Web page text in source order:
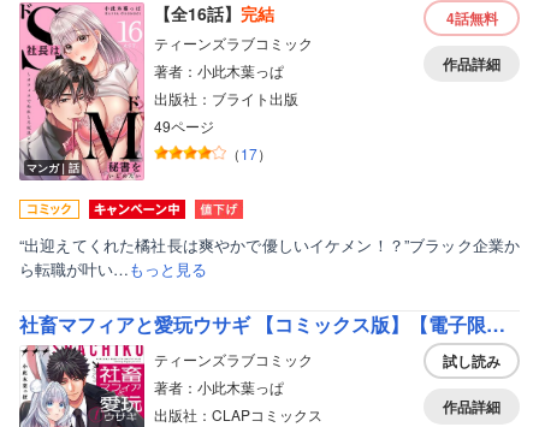
マンガ｜話
【全16話】 完結
ティーンズラブコミック
著者：小此木葉っぱ
出版社：ブライト出版
49ページ
（17）
4話無料
作品詳細
“出迎えてくれた橘社長は爽やかで優しいイケメン！？”ブラック企業か
ら転職が叶い…もっと見る
社畜マフィアと愛玩ウサギ 【コミックス版】【電子限定描き下ろしマンガ＆Renta！限定特典付】
ティーンズラブコミック
著者：小此木葉っぱ
出版社：CLAPコミックス
試し読み
作品詳細